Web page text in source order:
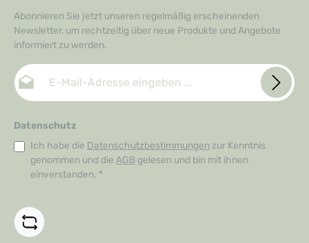
Abonnieren Sie jetzt unseren regelmäßig erscheinenden
Newsletter, um rechtzeitig über neue Produkte und Angebote
informiert zu werden.
E-Mail-Adresse*
Datenschutz
Ich habe die Datenschutzbestimmungen zur Kenntnis
genommen und die AGB gelesen und bin mit ihnen
einverstanden. *